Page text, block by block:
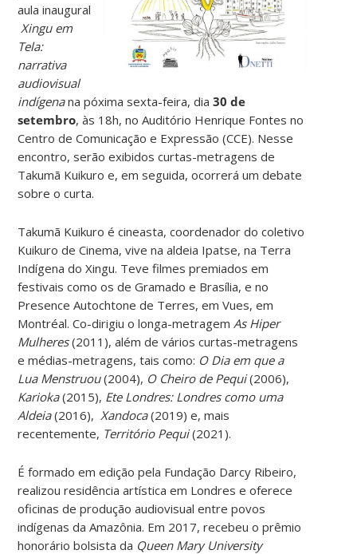
aula inaugural
Xingu em
Tela:
narrativa
audiovisual
indígenana póxima sexta-feira, dia30 de
setembro, às 18h, noAuditório Henrique Fontes no
Centro de Comunicação e Expressão (CCE). Nesse
encontro, serão exibidos curtas-metragens de
Takumã Kuikuro e, em seguida, ocorrerá um debate
sobre o curta.
Takumã Kuikuro é cineasta, coordenador do coletivo
Kuikuro de Cinema, vive na aldeia Ipatse, na Terra
Indígena do Xingu. Teve filmes premiados em
festivais como os de Gramado e Brasília, e no
Presence Autochtone de Terres, em Vues, em
Montréal. Co-dirigiu o longa-metragem As Hiper
Mulheres(2011), além de vários curtas-metragens
e médias-metragens, tais como: O Dia em que a
Lua Menstruou(2004), O Cheiro de Pequi(2006),
Karioka(2015), Ete Londres: Londres como uma
Aldeia(2016), Xandoca(2019) e, mais
recentemente, Território Pequi(2021).
É formado em edição pela Fundação Darcy Ribeiro,
realizou residência artística em Londres e oferece
oficinas de produção audiovisual entre povos
indígenas da Amazônia. Em 2017, recebeu o prêmio
honorário bolsista da Queen Mary University